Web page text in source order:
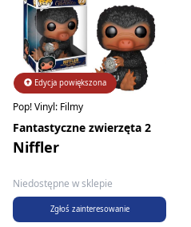
Edycja powiększona
Pop! Vinyl: Filmy
Fantastyczne zwierzęta 2
Niffler
Niedostępne w sklepie
Zgłoś zainteresowanie